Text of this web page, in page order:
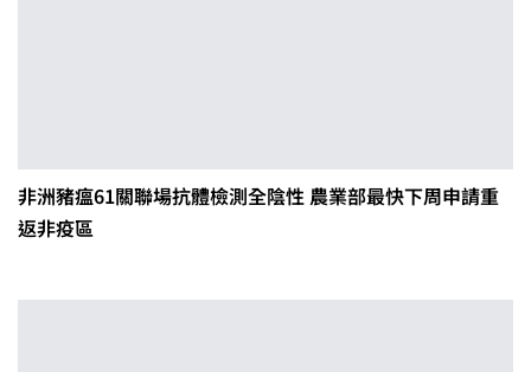
非洲豬瘟61關聯場抗體檢測全陰性 農業部最快下周申請重
返非疫區